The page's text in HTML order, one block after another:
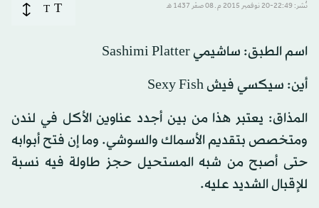
نُشر: 22:49-20 نوفمبر 2015 م ـ 08 صفَر 1437 هـ T
T
اسم الطبق: ساشيمي Sashimi Platter
أين: سيكسي فيش Sexy Fish
المذاق: يعتبر هذا من بين أجدد عناوين الأكل في لندن
ومتخصص بتقديم الأسماك والسوشي. وما إن فتح أبوابه
حتى أصبح من شبه المستحيل حجز طاولة فيه نسبة
للإقبال الشديد عليه.